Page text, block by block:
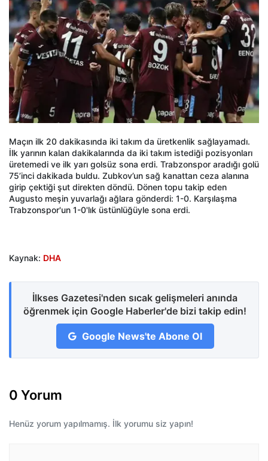
Maçın ilk 20 dakikasında iki takım da üretkenlik sağlayamadı.
İlk yarının kalan dakikalarında da iki takım istediği pozisyonları
üretemedi ve ilk yarı golsüz sona erdi. Trabzonspor aradığı golü
75’inci dakikada buldu. Zubkov’un sağ kanattan ceza alanına
girip çektiği şut direkten döndü. Dönen topu takip eden
Augusto meşin yuvarlağı ağlara gönderdi: 1-0. Karşılaşma
Trabzonspor'un 1-0'lık üstünlüğüyle sona erdi.
Kaynak: DHA
İlkses Gazetesi'nden sıcak gelişmeleri anında
öğrenmek için Google Haberler'de bizi takip edin!
Google News'te Abone Ol
0 Yorum
Henüz yorum yapılmamış. İlk yorumu siz yapın!